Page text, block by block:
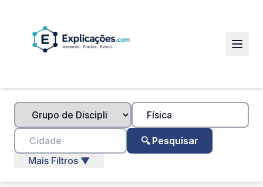
🔍 Pesquisar
Mais Filtros ▼